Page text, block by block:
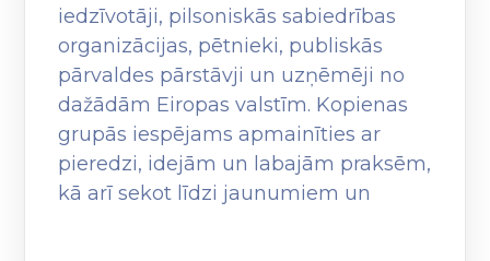
iedzīvotāji, pilsoniskās sabiedrības
organizācijas, pētnieki, publiskās
pārvaldes pārstāvji un uzņēmēji no
dažādām Eiropas valstīm. Kopienas
grupās iespējams apmainīties ar
pieredzi, idejām un labajām praksēm,
kā arī sekot līdzi jaunumiem un